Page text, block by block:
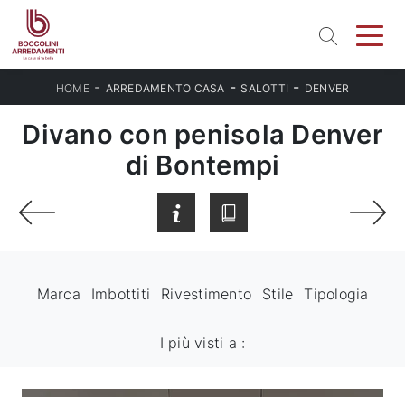
HOME- ARREDAMENTO CASA - SALOTTI - DENVER
Divano con penisola Denver
di Bontempi
Marca Imbottiti Rivestimento Stile Tipologia
I più visti a :